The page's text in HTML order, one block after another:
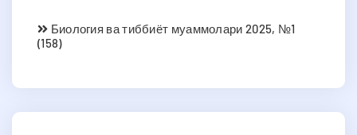
Биология ва тиббиёт муаммолари 2025, №1
(158)